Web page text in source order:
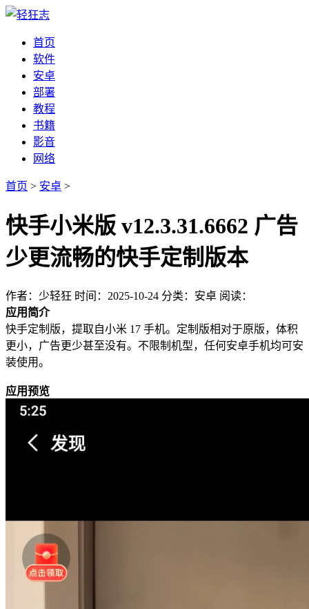
首页
软件
安卓
部署
教程
书籍
影音
网络
首页 > 安卓 >
快手小米版 v12.3.31.6662 广告
少更流畅的快手定制版本
作者：少轻狂 时间：2025-10-24 分类：安卓 阅读：
应用简介
快手定制版，提取自小米 17 手机。定制版相对于原版，体积
更小，广告更少甚至没有。不限制机型，任何安卓手机均可安
装使用。
应用预览